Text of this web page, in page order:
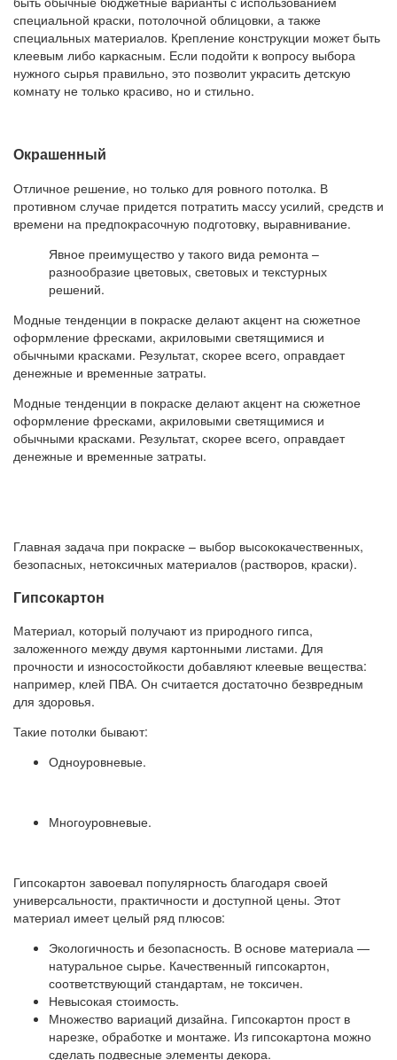
специальной краски, потолочной облицовки, а также
специальных материалов. Крепление конструкции может быть
клеевым либо каркасным. Если подойти к вопросу выбора
нужного сырья правильно, это позволит украсить детскую
комнату не только красиво, но и стильно.
Окрашенный
Отличное решение, но только для ровного потолка. В
противном случае придется потратить массу усилий, средств и
времени на предпокрасочную подготовку, выравнивание.
Явное преимущество у такого вида ремонта –
разнообразие цветовых, световых и текстурных
решений.
Модные тенденции в покраске делают акцент на сюжетное
оформление фресками, акриловыми светящимися и
обычными красками. Результат, скорее всего, оправдает
денежные и временные затраты.
Модные тенденции в покраске делают акцент на сюжетное
оформление фресками, акриловыми светящимися и
обычными красками. Результат, скорее всего, оправдает
денежные и временные затраты.
Главная задача при покраске – выбор высококачественных,
безопасных, нетоксичных материалов (растворов, краски).
Гипсокартон
Материал, который получают из природного гипса,
заложенного между двумя картонными листами. Для
прочности и износостойкости добавляют клеевые вещества:
например, клей ПВА. Он считается достаточно безвредным
для здоровья.
Такие потолки бывают:
Одноуровневые.
Многоуровневые.
Гипсокартон завоевал популярность благодаря своей
универсальности, практичности и доступной цены. Этот
материал имеет целый ряд плюсов:
Экологичность и безопасность. В основе материала —
натуральное сырье. Качественный гипсокартон,
соответствующий стандартам, не токсичен.
Невысокая стоимость.
Множество вариаций дизайна. Гипсокартон прост в
нарезке, обработке и монтаже. Из гипсокартона можно
сделать подвесные элементы декора.